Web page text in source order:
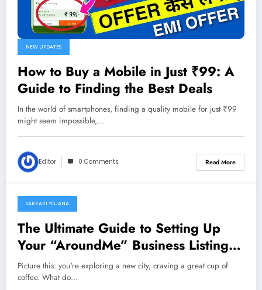
NEW UPDATES
How to Buy a Mobile in Just ₹99: A
Guide to Finding the Best Deals
In the world of smartphones, finding a quality mobile for just ₹99
might seem impossible,…
Editor 0 Comments Read More
01/10/2024
SARKARI YOJANA
The Ultimate Guide to Setting Up
Your “AroundMe” Business Listing:
Make Your Business Easy to Find
Picture this: you're exploring a new city, craving a great cup of
coffee. What do…